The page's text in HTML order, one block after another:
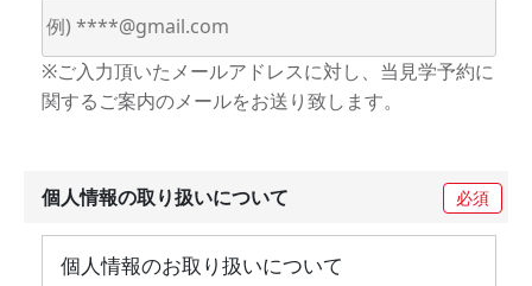
※ご入力頂いたメールアドレスに対し、当見学予約に
関するご案内のメールをお送り致します。
個人情報の取り扱いについて 必須
個人情報のお取り扱いについて